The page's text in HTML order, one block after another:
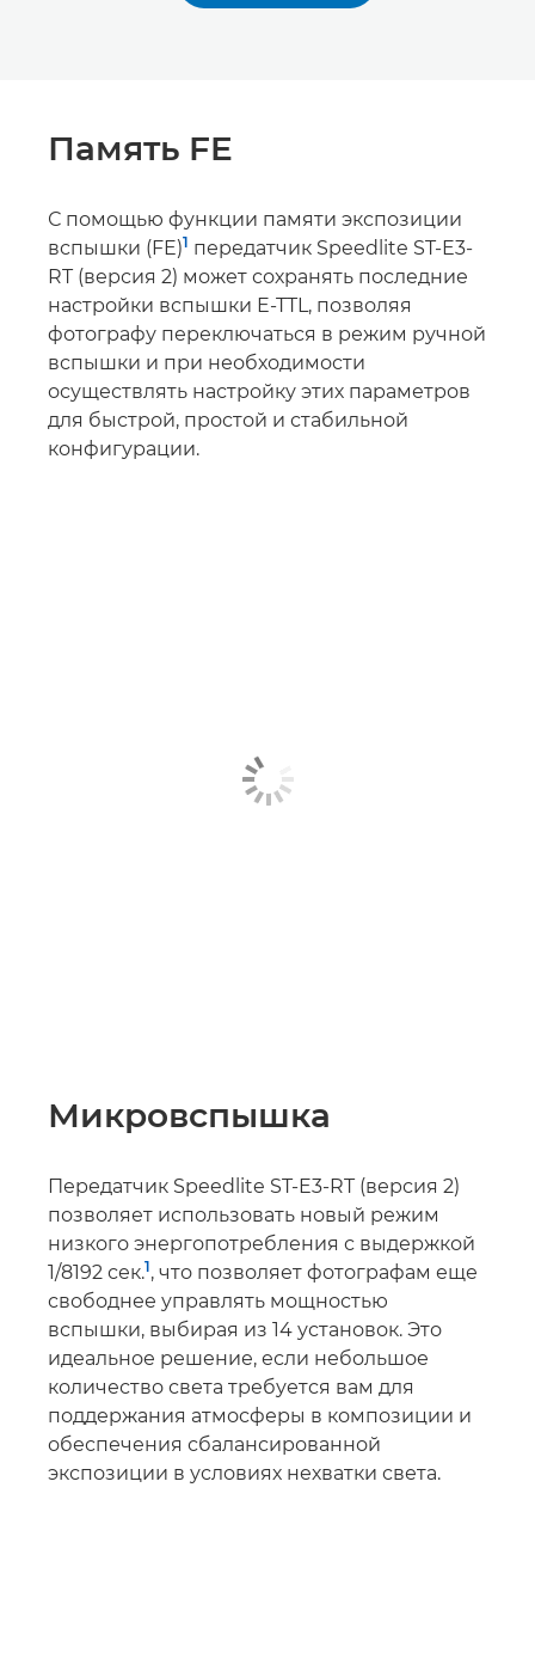
Память FE
С помощью функции памяти экспозиции
вспышки (FE)1 передатчик Speedlite ST-E3-
RT (версия 2) может сохранять последние
настройки вспышки E-TTL, позволяя
фотографу переключаться в режим ручной
вспышки и при необходимости
осуществлять настройку этих параметров
для быстрой, простой и стабильной
конфигурации.
Микровспышка
Передатчик Speedlite ST-E3-RT (версия 2)
позволяет использовать новый режим
низкого энергопотребления с выдержкой
1/8192 сек.1, что позволяет фотографам еще
свободнее управлять мощностью
вспышки, выбирая из 14 установок. Это
идеальное решение, если небольшое
количество света требуется вам для
поддержания атмосферы в композиции и
обеспечения сбалансированной
экспозиции в условиях нехватки света.